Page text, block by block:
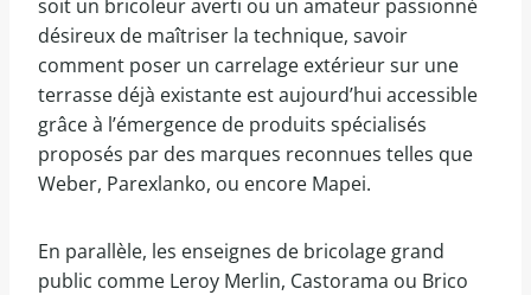
soit un bricoleur averti ou un amateur passionné
désireux de maîtriser la technique, savoir
comment poser un carrelage extérieur sur une
terrasse déjà existante est aujourd’hui accessible
grâce à l’émergence de produits spécialisés
proposés par des marques reconnues telles que
Weber, Parexlanko, ou encore Mapei.
En parallèle, les enseignes de bricolage grand
public comme Leroy Merlin, Castorama ou Brico